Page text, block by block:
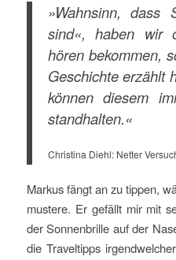
»Wahnsinn, dass
sind«, haben wir
hören bekommen,
Geschichte erzählt
können diesem
standhalten.«
Christina Diehl: Netter
Markus fängt an zu tippen,
mustere. Er gefällt mir mit
der Sonnenbrille auf der
die Traveltipps